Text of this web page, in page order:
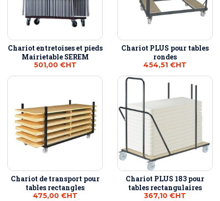
Chariot entretoises et pieds
Mairietable SEREM
501,00 €HT
Chariot PLUS pour tables
rondes
454,51 €HT
Chariot de transport pour
tables rectangles
475,00 €HT
Chariot PLUS 183 pour
tables rectangulaires
367,10 €HT